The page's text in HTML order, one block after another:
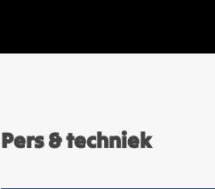
Pers & techniek